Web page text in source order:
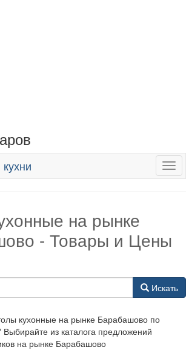
на рынке
- Товары и Цены
Искать
кухонные на рынке Барабашово по
из каталога предложений
на рынке Барабашово